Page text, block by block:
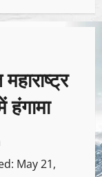
May 21,